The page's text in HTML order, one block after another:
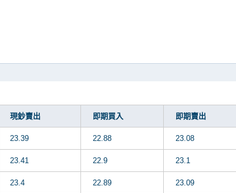
現鈔賣出 即期買入 即期賣出
23.39 22.88 23.08
23.41 22.9 23.1
23.4 22.89 23.09